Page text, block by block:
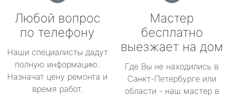
Любой вопрос
по телефону
Наши специалисты дадут
полную информацию.
Назначат цену ремонта и
время работ.
Мастер
бесплатно
выезжает на дом
Где Вы не находились в
Санкт-Петербурге или
области - наш мастер в